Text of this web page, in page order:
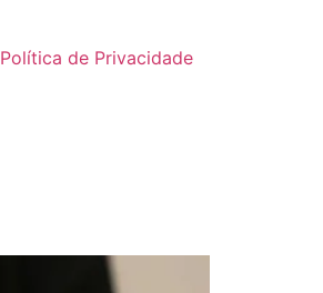
Política de Privacidade